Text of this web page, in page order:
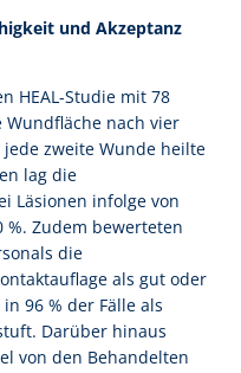
und Akzeptanz
HEAL-Studie mit 78
nach vier
jede zweite Wunde heilte
lag die
Läsionen infolge von
%. Zudem bewerteten
die
als gut oder
96 % der Fälle als
Darüber hinaus
von den Behandelten